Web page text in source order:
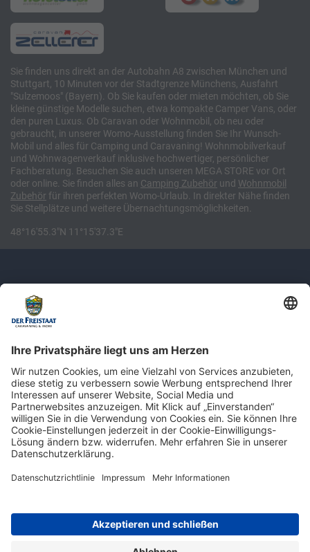
Sie finden uns direkt an der Autobahn A8 zwischen München und
Stuttgart, 10 Minuten vor der Stadtgrenze Münchens, Ausfahrt
"Sulzemoos" (Bayern). Ob Sie kaufen oder mieten möchten, ob Sie
kleine günstige Modelle suchen, etwa kompakte Camper Vans, oder
den puren Luxus. Ob Caravan oder Wohnmobil, ob neu oder
gebraucht, in unserer Womo-Ausstellung finden Sie Ihr Wunsch-
Mobil und alles für Camping und Caravaning! Wohnmobilverkauf
und Wohnwagenverkauf inklusive hochwertiger, persönlicher
Fachberatung. Besuchen Sie auch unseren MEGA STORE vor Ort
oder online. Sie finden alles an Camping Zubehör und Wohnmobil
Zubehör für ihren perfekten Womo-Urlaub. In direkter Nähe finden
Sie Stellplätze und weitere Übernachtungsmöglichkeiten.
48°16'55.3"N 11°15'37.3"E
Newsletter: Jetzt auf
shop.derfreistaat.de anmelden und
einen 5€ Gutschein für unseren Online-
Shop erhalten!*
Impressum Datenschutz Barrierefreiheit